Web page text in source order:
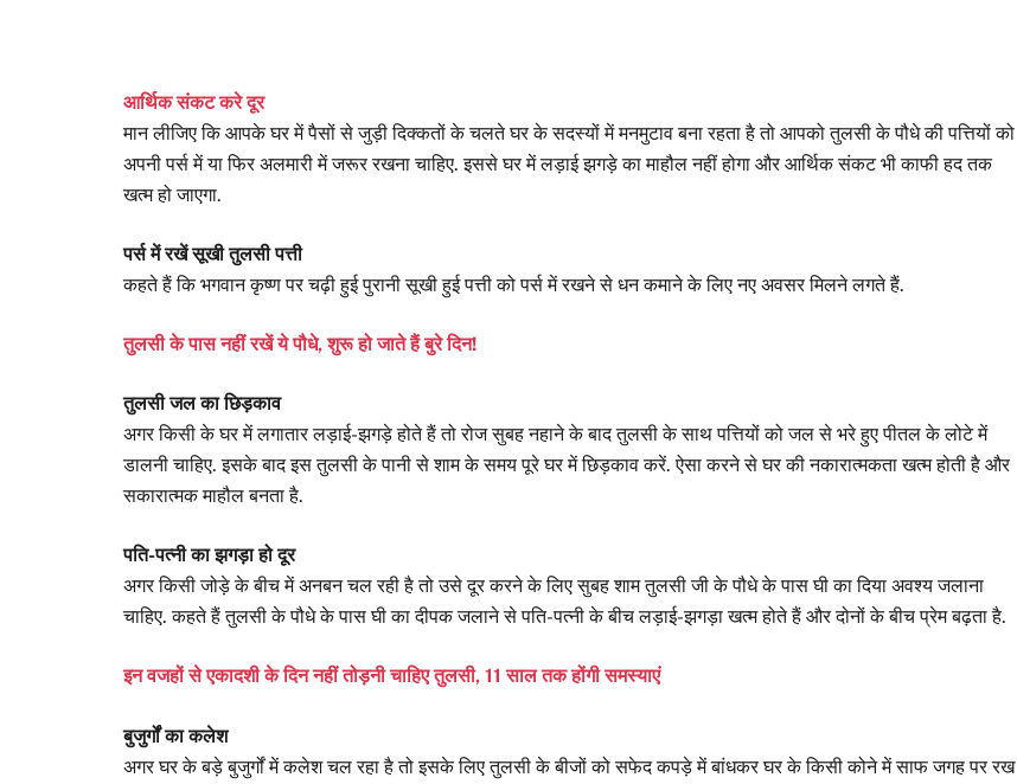
आर्थिक संकट करे दूर
मान लीजिए कि आपके घर में पैसों से जुड़ी दिक्कतों के चलते घर के सदस्यों में मनमुटाव बना रहता है तो आपको तुलसी के पौधे की पत्तियों को
अपनी पर्स में या फिर अलमारी में जरूर रखना चाहिए. इससे घर में लड़ाई झगड़े का माहौल नहीं होगा और आर्थिक संकट भी काफी हद तक
खत्म हो जाएगा.
पर्स में रखें सूखी तुलसी पत्ती
कहते हैं कि भगवान कृष्ण पर चढ़ी हुई पुरानी सूखी हुई पत्ती को पर्स में रखने से धन कमाने के लिए नए अवसर मिलने लगते हैं.
तुलसी के पास नहीं रखें ये पौधे, शुरू हो जाते हैं बुरे दिन!
तुलसी जल का छिड़काव
अगर किसी के घर में लगातार लड़ाई-झगड़े होते हैं तो रोज सुबह नहाने के बाद तुलसी के साथ पत्तियों को जल से भरे हुए पीतल के लोटे में
डालनी चाहिए. इसके बाद इस तुलसी के पानी से शाम के समय पूरे घर में छिड़काव करें. ऐसा करने से घर की नकारात्मकता खत्म होती है और
सकारात्मक माहौल बनता है.
पति-पत्नी का झगड़ा हो दूर
अगर किसी जोड़े के बीच में अनबन चल रही है तो उसे दूर करने के लिए सुबह शाम तुलसी जी के पौधे के पास घी का दिया अवश्य जलाना
चाहिए. कहते हैं तुलसी के पौधे के पास घी का दीपक जलाने से पति-पत्नी के बीच लड़ाई-झगड़ा खत्म होते हैं और दोनों के बीच प्रेम बढ़ता है.
इन वजहों से एकादशी के दिन नहीं तोड़नी चाहिए तुलसी, 11 साल तक होंगी समस्याएं
बुजुर्गों का कलेश
अगर घर के बड़े बुजुर्गों में कलेश चल रहा है तो इसके लिए तुलसी के बीजों को सफेद कपड़े में बांधकर घर के किसी कोने में साफ जगह पर रख